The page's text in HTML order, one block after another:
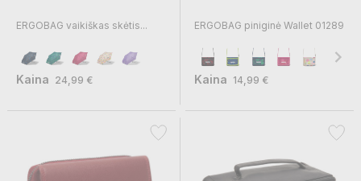
ERGOBAG vaikiškas skėtis...
Kaina 24,99 €
ERGOBAG piniginė Wallet 01289
Kaina 14,99 €